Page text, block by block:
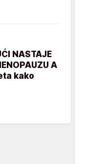
NASTAJE
A
kako